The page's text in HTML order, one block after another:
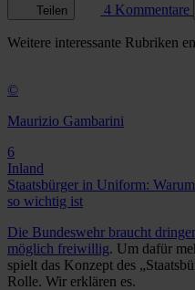
Teilen 4 Kommentare
Weitere interessante Rubriken
©
Maurizio Gambarini
6
Inland
Staatsbürger in Uniform:
so wichtig ist
Die Bundeswehr braucht
möglich freiwillig. Um dafür
spielt das Konzept des
Rolle. Wir erklären es.